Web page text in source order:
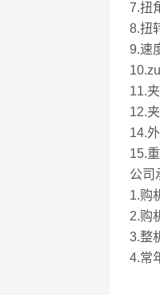
7.
8.
9.
11.
12.
14.
15.
公司
1.购
2.购
3.整
4.常